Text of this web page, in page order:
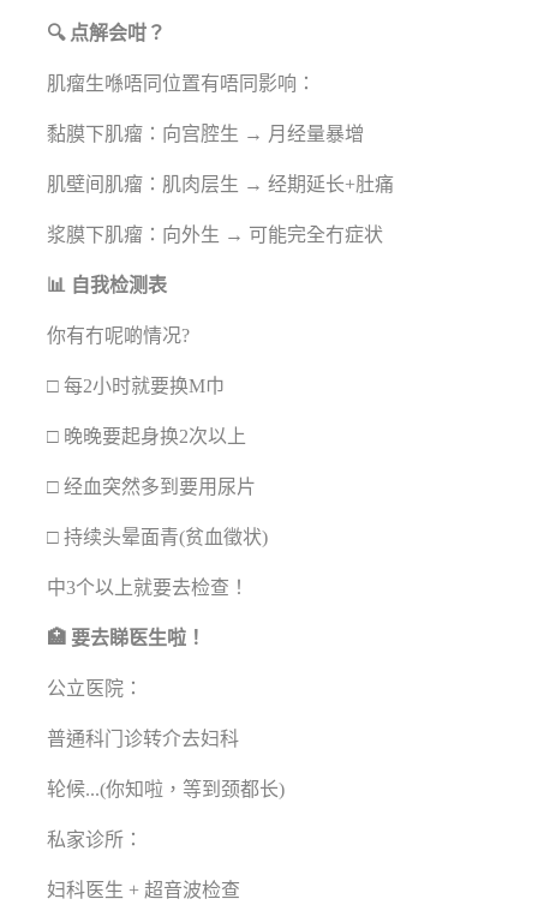
🔍 点解会咁？
肌瘤生喺唔同位置有唔同影响：
黏膜下肌瘤：向宫腔生 → 月经量暴增
肌壁间肌瘤：肌肉层生 → 经期延长+肚痛
浆膜下肌瘤：向外生 → 可能完全冇症状
📊 自我检测表
你有冇呢啲情况?
□ 每2小时就要换M巾
□ 晚晚要起身换2次以上
□ 经血突然多到要用尿片
□ 持续头晕面青(贫血徵状)
中3个以上就要去检查！
🏥 要去睇医生啦！
公立医院：
普通科门诊转介去妇科
轮候...(你知啦，等到颈都长)
私家诊所：
妇科医生 + 超音波检查